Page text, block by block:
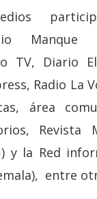
Manque
TV, Diario
Radio La
área
Revista
y la Red
entre